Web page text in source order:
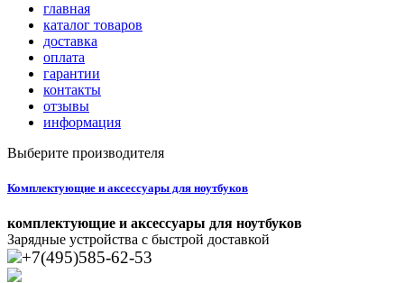
главная
каталог товаров
доставка
оплата
гарантии
контакты
отзывы
информация
Выберите производителя
Комплектующие и аксессуары для ноутбуков
комплектующие и аксессуары для ноутбуков
Зарядные устройства с быстрой доставкой
+7(495)585-62-53